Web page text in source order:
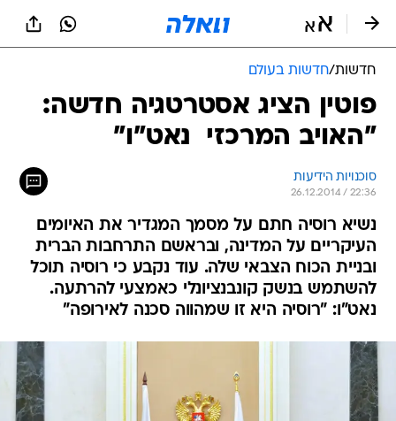
חדשות/חדשות בעולם
פוטין הציג אסטרטגיה חדשה:
"האויב המרכזי  נאט"ו"
סוכנויות הידיעות
26.12.2014 / 22:36
נשיא רוסיה חתם על מסמך המגדיר את האיומים
העיקריים על המדינה, ובראשם התרחבות הברית
ובניית הכוח הצבאי שלה. עוד נקבע כי רוסיה תוכל
להשתמש בנשק קונבנציונלי כאמצעי להרתעה.
נאט"ו: "רוסיה היא זו שמהווה סכנה לאירופה"